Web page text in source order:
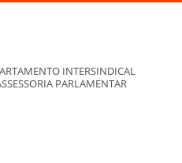
INTERSINDICAL
PARLAMENTAR